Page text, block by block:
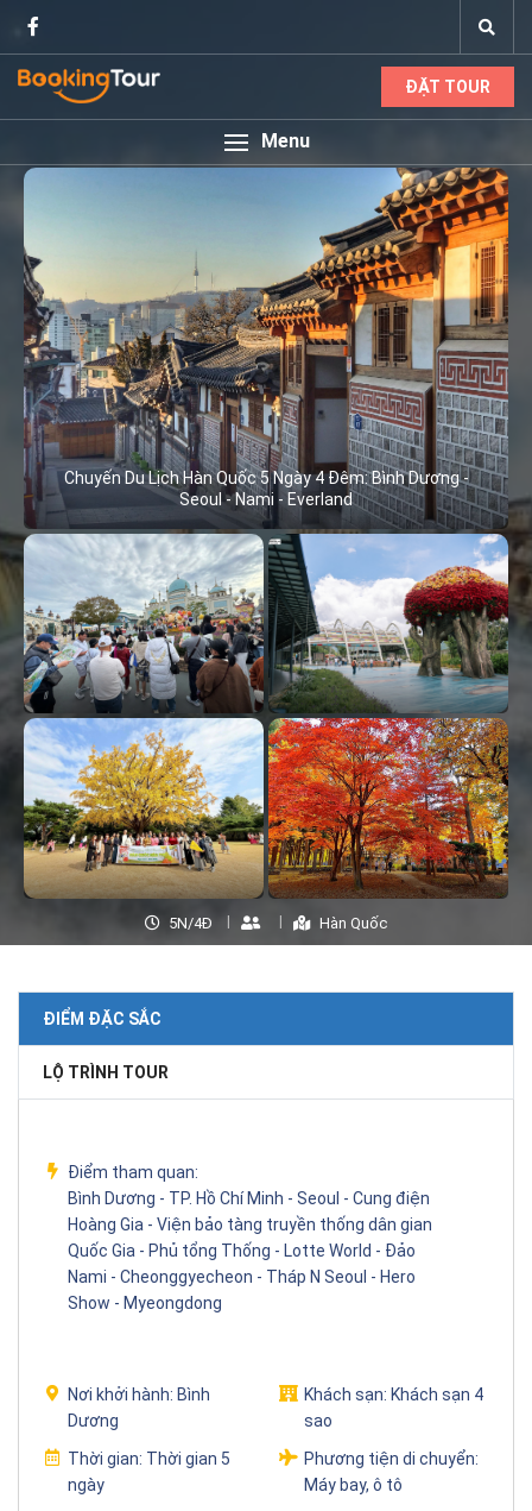
ĐẶT TOUR
Menu
Chuyến Du Lịch Hàn Quốc 5 Ngày 4 Đêm: Bình Dương -
Seoul - Nami - Everland
5N/4Đ Hàn Quốc
ĐIỂM ĐẶC SẮC
LỘ TRÌNH TOUR
Điểm tham quan:
Bình Dương - TP. Hồ Chí Minh - Seoul - Cung điện
Hoàng Gia - Viện bảo tàng truyền thống dân gian
Quốc Gia - Phủ tổng Thống - Lotte World - Đảo
Nami - Cheonggyecheon - Tháp N Seoul - Hero
Show - Myeongdong
Nơi khởi hành: Bình
Dương
Khách sạn: Khách sạn 4
sao
Thời gian: Thời gian 5
ngày
Phương tiện di chuyển:
Máy bay, ô tô